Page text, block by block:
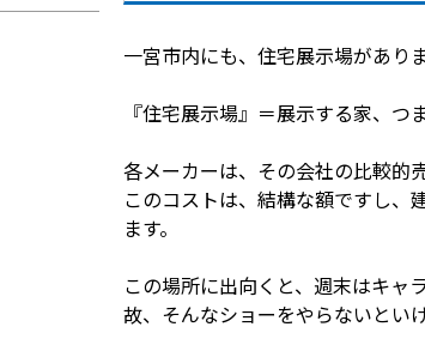
一宮市内にも、住宅展示場があり
『住宅展示場』＝展示する家、つ
各メーカーは、その会社の比較的
このコストは、結構な額ですし、
ます。
この場所に出向くと、週末はキャ
故、そんなショーをやらないとい